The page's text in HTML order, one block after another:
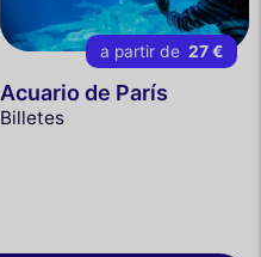
a partir de 27 €
Acuario de París
Billetes